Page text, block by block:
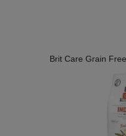
Brit Care Grain